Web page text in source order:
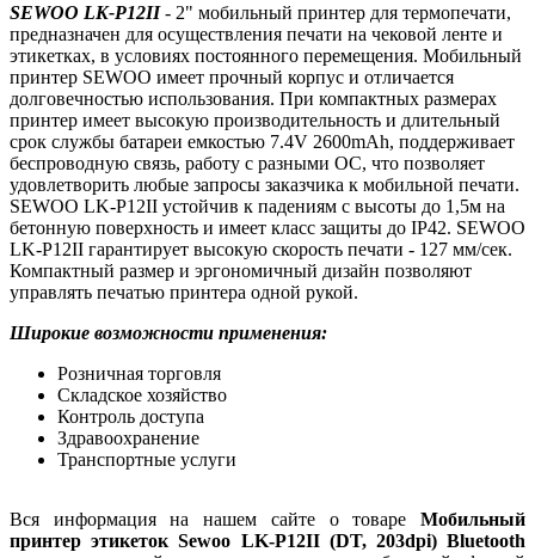
SEWOO LK-P12II- 2" мобильный принтер для термопечати,
предназначен для осуществления печати на чековой ленте и
этикетках, в условиях постоянного перемещения. Мобильный
принтер SEWOO имеет прочный корпус и отличается
долговечностью использования. При компактных размерах
принтер имеет высокую производительность и длительный
срок службы батареи емкостью 7.4V 2600mAh, поддерживает
беспроводную связь, работу с разными ОС, что позволяет
удовлетворить любые запросы заказчика к мобильной печати.
SEWOO LK-P12II устойчив к падениям с высоты до 1,5м на
бетонную поверхность и имеет класс защиты до IP42. SEWOO
LK-P12II гарантирует высокую скорость печати - 127 мм/сек.
Компактный размер и эргономичный дизайн позволяют
управлять печатью принтера одной рукой.
Широкие возможности применения:
Розничная торговля
Складское хозяйство
Контроль доступа
Здравоохранение
Транспортные услуги
Вся информация на нашем сайте о товаре Мобильный
принтер этикеток Sewoo LK-P12II (DT, 203dpi) Bluetooth